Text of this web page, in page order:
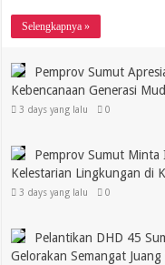
Selengkapnya »
Pemprov Sumut
Kebencanaan Generasi
3 days yang lalu 0
Pemprov Sumut Minta
Kelestarian Lingkungan di
3 days yang lalu 0
Pelantikan DHD 45
Gelorakan Semangat Juang